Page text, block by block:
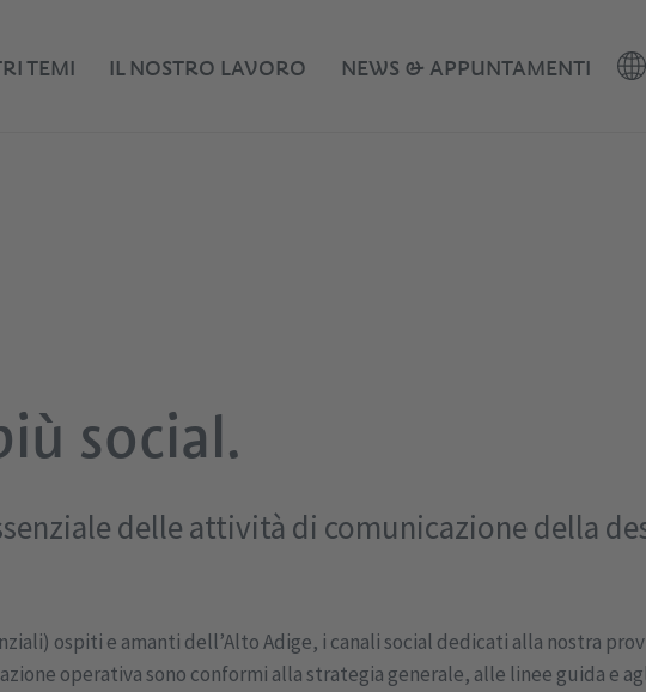
TEMI IL NOSTRO LAVORO NEWS & APPUNTAMENTI
social.
delle attività di comunicazione della
ospiti e amanti dell’Alto Adige, i canali social dedicati alla nostra
operativa sono conformi alla strategia generale, alle linee guida e